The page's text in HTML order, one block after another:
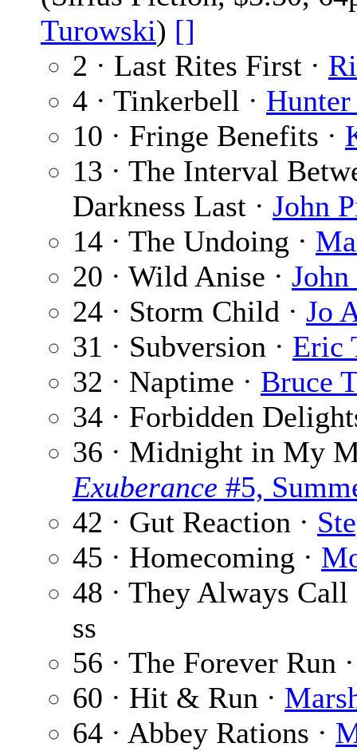
Turowski) []
2 · Last Rites First ·
4 · Tinkerbell ·
10 · Fringe Benefits ·
13 · The Interval
Darkness Last · John
14 · The Undoing ·
20 · Wild Anise ·
24 · Storm Child · Jo
31 · Subversion · Eric
32 · Naptime · Bruce
34 · Forbidden
36 · Midnight in My
Exuberance #5,
42 · Gut Reaction ·
45 · Homecoming ·
48 · They Always
ss
56 · The Forever Run
60 · Hit & Run ·
64 · Abbey Rations ·